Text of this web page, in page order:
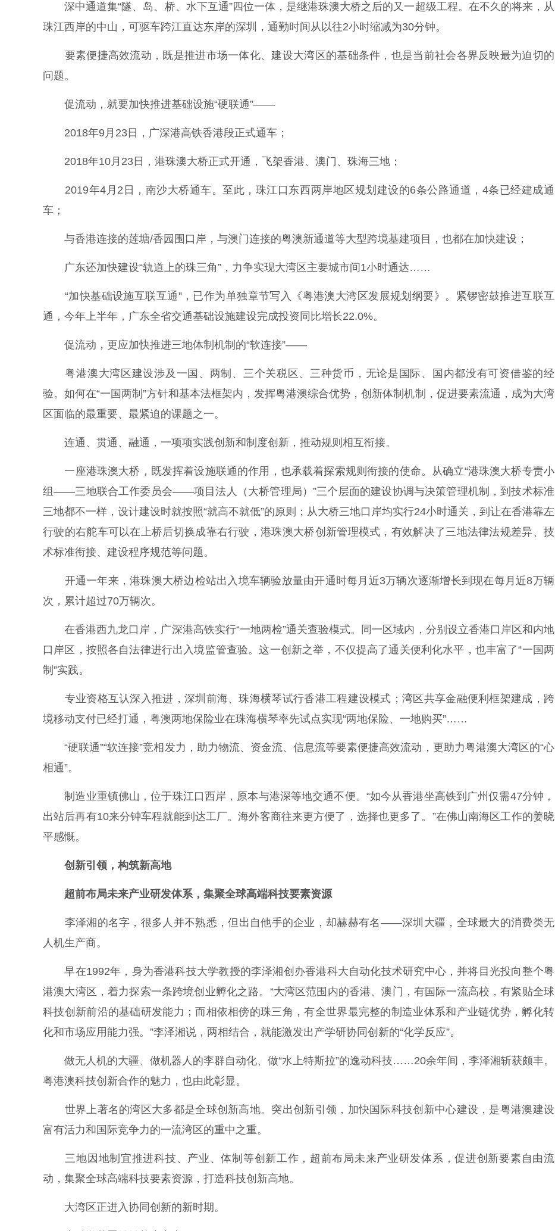
深中通道集“隧、岛、桥、水下互通”四位一体，是继港珠澳大桥之后的又一超级工程。在不久的将来，从
珠江西岸的中山，可驱车跨江直达东岸的深圳，通勤时间从以往2小时缩减为30分钟。
要素便捷高效流动，既是推进市场一体化、建设大湾区的基础条件，也是当前社会各界反映最为迫切的
问题。
促流动，就要加快推进基础设施“硬联通”——
2018年9月23日，广深港高铁香港段正式通车；
2018年10月23日，港珠澳大桥正式开通，飞架香港、澳门、珠海三地；
2019年4月2日，南沙大桥通车。至此，珠江口东西两岸地区规划建设的6条公路通道，4条已经建成通
车；
与香港连接的莲塘/香园围口岸，与澳门连接的粤澳新通道等大型跨境基建项目，也都在加快建设；
广东还加快建设“轨道上的珠三角”，力争实现大湾区主要城市间1小时通达……
“加快基础设施互联互通”，已作为单独章节写入《粤港澳大湾区发展规划纲要》。紧锣密鼓推进互联互
通，今年上半年，广东全省交通基础设施建设完成投资同比增长22.0%。
促流动，更应加快推进三地体制机制的“软连接”——
粤港澳大湾区建设涉及一国、两制、三个关税区、三种货币，无论是国际、国内都没有可资借鉴的经
验。如何在“一国两制”方针和基本法框架内，发挥粤港澳综合优势，创新体制机制，促进要素流通，成为大湾
区面临的最重要、最紧迫的课题之一。
连通、贯通、融通，一项项实践创新和制度创新，推动规则相互衔接。
一座港珠澳大桥，既发挥着设施联通的作用，也承载着探索规则衔接的使命。从确立“港珠澳大桥专责小
组——三地联合工作委员会——项目法人（大桥管理局）”三个层面的建设协调与决策管理机制，到技术标准
三地都不一样，设计建设时就按照“就高不就低”的原则；从大桥三地口岸均实行24小时通关，到让在香港靠左
行驶的右舵车可以在上桥后切换成靠右行驶，港珠澳大桥创新管理模式，有效解决了三地法律法规差异、技
术标准衔接、建设程序规范等问题。
开通一年来，港珠澳大桥边检站出入境车辆验放量由开通时每月近3万辆次逐渐增长到现在每月近8万辆
次，累计超过70万辆次。
在香港西九龙口岸，广深港高铁实行“一地两检”通关查验模式。同一区域内，分别设立香港口岸区和内地
口岸区，按照各自法律进行出入境监管查验。这一创新之举，不仅提高了通关便利化水平，也丰富了“一国两
制”实践。
专业资格互认深入推进，深圳前海、珠海横琴试行香港工程建设模式；湾区共享金融便利框架建成，跨
境移动支付已经打通，粤澳两地保险业在珠海横琴率先试点实现“两地保险、一地购买”……
“硬联通”“软连接”竞相发力，助力物流、资金流、信息流等要素便捷高效流动，更助力粤港澳大湾区的“心
相通”。
制造业重镇佛山，位于珠江口西岸，原本与港深等地交通不便。“如今从香港坐高铁到广州仅需47分钟，
出站后再有10来分钟车程就能到达工厂。海外客商往来更方便了，选择也更多了。”在佛山南海区工作的姜晓
平感慨。
创新引领，构筑新高地
超前布局未来产业研发体系，集聚全球高端科技要素资源
李泽湘的名字，很多人并不熟悉，但出自他手的企业，却赫赫有名——深圳大疆，全球最大的消费类无
人机生产商。
早在1992年，身为香港科技大学教授的李泽湘创办香港科大自动化技术研究中心，并将目光投向整个粤
港澳大湾区，着力探索一条跨境创业孵化之路。“大湾区范围内的香港、澳门，有国际一流高校，有紧贴全球
科技创新前沿的基础研发能力；而相依相傍的珠三角，有全世界最完整的制造业体系和产业链优势，孵化转
化和市场应用能力强。”李泽湘说，两相结合，就能激发出产学研协同创新的“化学反应”。
做无人机的大疆、做机器人的李群自动化、做“水上特斯拉”的逸动科技……20余年间，李泽湘斩获颇丰。
粤港澳科技创新合作的魅力，也由此彰显。
世界上著名的湾区大多都是全球创新高地。突出创新引领，加快国际科技创新中心建设，是粤港澳建设
富有活力和国际竞争力的一流湾区的重中之重。
三地因地制宜推进科技、产业、体制等创新工作，超前布局未来产业研发体系，促进创新要素自由流
动，集聚全球高端科技要素资源，打造科技创新高地。
大湾区正进入协同创新的新时期。